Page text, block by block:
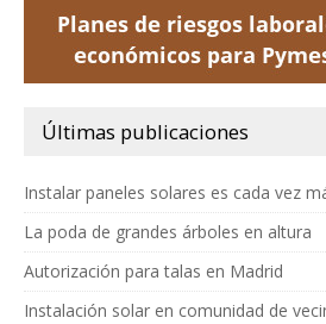
Últimas publicaciones
Instalar paneles solares es cada vez
La poda de grandes árboles en altura
Autorización para talas en Madrid
Instalación solar en comunidad de